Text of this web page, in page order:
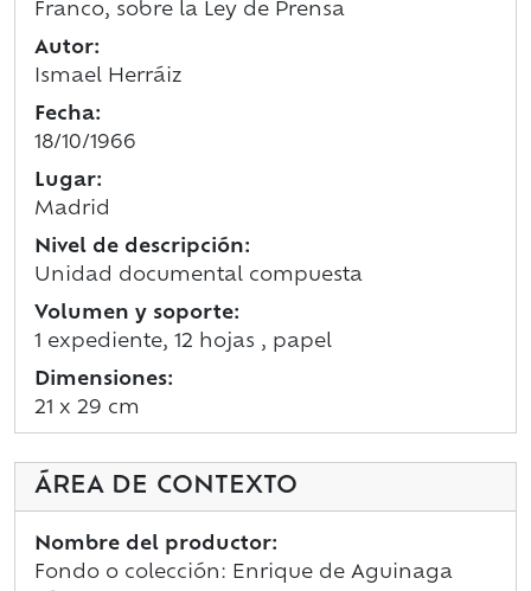
Franco, sobre la Ley de Prensa
Autor:
Ismael Herráiz
Fecha:
18/10/1966
Lugar:
Madrid
Nivel de descripción:
Unidad documental compuesta
Volumen y soporte:
1 expediente, 12 hojas , papel
Dimensiones:
21 x 29 cm
ÁREA DE CONTEXTO
Nombre del productor:
Fondo o colección: Enrique de Aguinaga